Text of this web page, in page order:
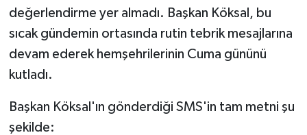
değerlendirme yer almadı. Başkan Köksal, bu
sıcak gündemin ortasında rutin tebrik mesajlarına
devam ederek hemşehrilerinin Cuma gününü
kutladı.
Başkan Köksal'ın gönderdiği SMS'in tam metni şu
şekilde: